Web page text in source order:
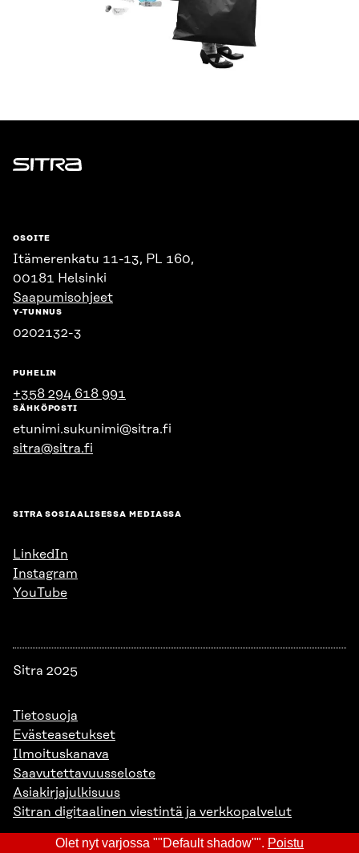
Sitra
OSOITE
Itämerenkatu 11-13, PL 160,
00181 Helsinki
Saapumisohjeet
Y-TUNNUS
0202132-3
PUHELIN
+358 294 618 991
SÄHKÖPOSTI
etunimi.sukunimi@sitra.fi
sitra@sitra.fi
SITRA SOSIAALISESSA MEDIASSA
LinkedIn
Instagram
YouTube
Sitra 2025
Tietosuoja
Evästeasetukset
Ilmoituskanava
Saavutettavuusseloste
Asiakirjajulkisuus
Sitran digitaalinen viestintä ja verkkopalvelut
Olet nyt varjossa ""Default shadow"". Poistu